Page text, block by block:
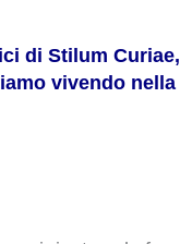
di Stilum
vivendo